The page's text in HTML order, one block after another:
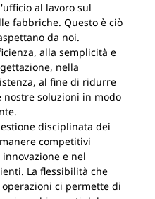
al lavoro sul
fabbriche. Questo è ciò
da noi.
alla semplicità e
nella
al fine di ridurre
soluzioni in modo
disciplinata dei
competitivi
e nel
La flessibilità che
ci permette di